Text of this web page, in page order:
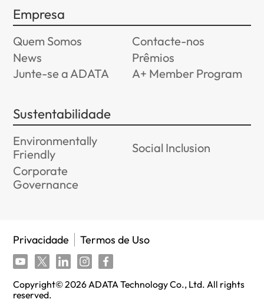
Empresa
Quem Somos
Contacte-nos
News
Prêmios
Junte-se a ADATA
A+ Member Program
Sustentabilidade
Environmentally
Friendly
Social Inclusion
Corporate
Governance
Copyright©2026ADATA Technology Co., Ltd. All rights
reserved.
Privacidade Termos de Uso